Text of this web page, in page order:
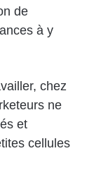
de
à y
chez
ne
et
cellules